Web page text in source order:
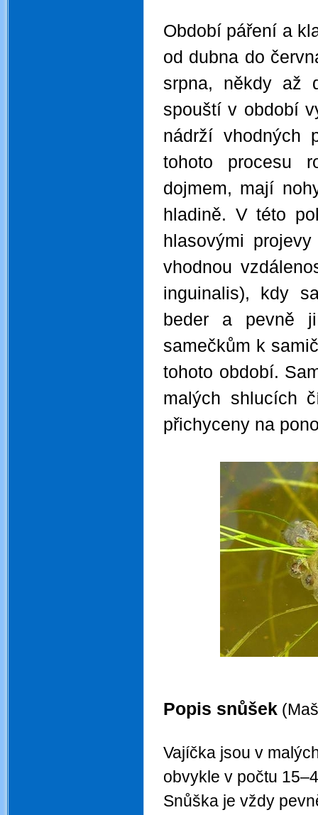
Období páření a
od dubna do
srpna, někdy až
spouští v období
nádrží vhodných
tohoto procesu
dojmem, mají
hladině. V této
hlasovými
vhodnou
inguinalis), kdy
beder a pevně
samečkům k
tohoto období.
malých shlucích
přichyceny na
Popis snůšek
Vajíčka jsou v
obvykle v počtu
Snůška je vždy